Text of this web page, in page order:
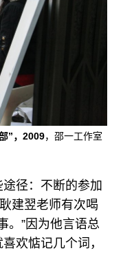
”，2009，邵一工作室
径：不断的参加
建翌老师有次喝
。”因为他言语总
欢惦记几个词，